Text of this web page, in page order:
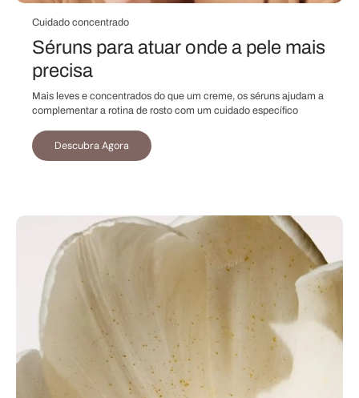
Cuidado concentrado
Séruns para atuar onde a pele mais
precisa
Mais leves e concentrados do que um creme, os séruns ajudam a
complementar a rotina de rosto com um cuidado específico
Descubra Agora